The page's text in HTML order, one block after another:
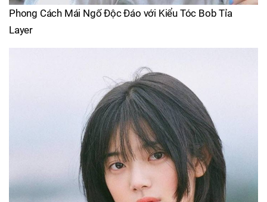
Phong Cách Mái Ngố Độc Đáo với Kiểu Tóc Bob Tỉa
Layer